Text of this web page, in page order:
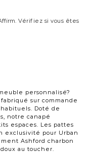
. Vérifiez si vous êtes
personnalisé?
sur commande
Doté de
notre canapé
espaces. Les pattes
exclusivité pour Urban
Ashford charbon
au toucher.